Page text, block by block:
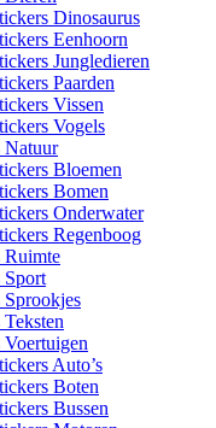
Dinosaurus
Eenhoorn
Jungledieren
Paarden
Vissen
Vogels
Natuur
Bloemen
Bomen
Onderwater
Regenboog
Ruimte
Sport
Auto’s
Boten
Bussen